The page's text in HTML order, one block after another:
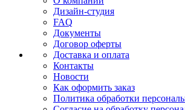
Дизайн-студия
FAQ
Документы
Договор оферты
Доставка и оплата
Контакты
Новости
Как оформить заказ
Политика обработки